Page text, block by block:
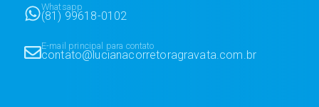
Whatsapp
(81) 99618-0102
E-mail principal para contato
contato@lucianacorretoragravata.com.br